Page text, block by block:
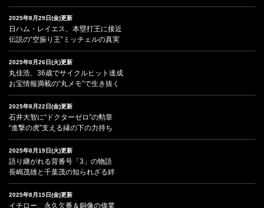
2025年8月29日(金)更新
日ハム・レイエス、本塁打王に接近
伝説の“空振り王”ミッチェルの真実
2025年8月26日(火)更新
丸佳浩、36歳でサイクルヒット達成
お宝情報満載の“丸メモ”で生き抜く
2025年8月22日(金)更新
石井大智に“ドクターゼロ”の勲章
“進撃の虎”支える縁の下の力持ち
2025年8月19日(火)更新
語り継がれる背番号「3」の物語
長嶋茂雄と千葉茂の知られざる絆
2025年8月15日(金)更新
イチロー、永久欠番＆銅像の偉業